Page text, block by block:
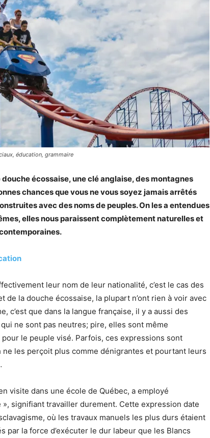
éducation, grammaire
écossaise, une clé anglaise, des montagnes
chances que vous ne vous soyez jamais arrêtés
avec des noms de peuples. On les a entendues
elles nous paraissent complètement naturelles et
leur nom de leur nationalité, c’est le cas des
de la douche écossaise, la plupart n’ont rien à voir avec
c’est que dans la langue française, il y a aussi des
ne sont pas neutres; pire, elles sont même
le peuple visé. Parfois, ces expressions sont
ne les perçoit plus comme dénigrantes et pourtant leurs
visite dans une école de Québec, a employé
», signifiant travailler durement. Cette expression date
où les travaux manuels les plus durs étaient
par la force d’exécuter le dur labeur que les Blancs